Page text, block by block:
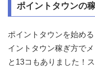
ポイントタウンの
ポイントタウンを始め
イントタウン稼ぎ方で
と13コもありました！ス